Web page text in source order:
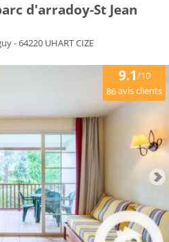
d'arradoy-St Jean
- 64220 UHART CIZE
9.1/10
86avis clients